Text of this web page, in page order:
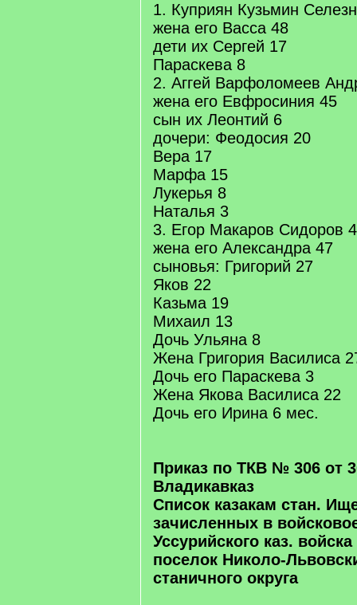
1. Куприян Кузьмин
жена его Васса 48
дети их Сергей 17
Параскева 8
2. Аггей Варфоломеев
жена его Евфросиния 45
сын их Леонтий 6
дочери: Феодосия 20
Вера 17
Марфа 15
Лукерья 8
Наталья 3
3. Егор Макаров Сидоров
жена его Александра 47
сыновья: Григорий 27
Яков 22
Казьма 19
Михаил 13
Дочь Ульяна 8
Жена Григория Василиса
Дочь его Параскева 3
Жена Якова Василиса 22
Дочь его Ирина 6 мес.
Приказ по ТКВ № 306 от
Владикавказ
Список казакам стан.
зачисленных в
Уссурийского каз.
поселок Николо-
станичного округа